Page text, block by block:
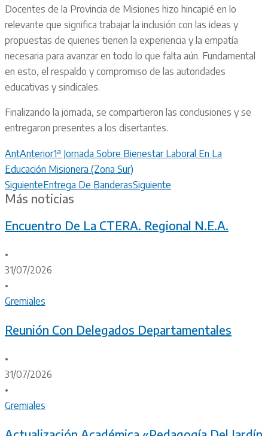
Docentes de la Provincia de Misiones hizo hincapié en lo
relevante que significa trabajar la inclusión con las ideas y
propuestas de quienes tienen la experiencia y la empatía
necesaria para avanzar en todo lo que falta aún. Fundamental
en esto, el respaldo y compromiso de las autoridades
educativas y sindicales.
Finalizando la jornada, se compartieron las conclusiones y se
entregaron presentes a los disertantes.
AntAnterior1ª Jornada Sobre Bienestar Laboral En La
Educación Misionera (Zona Sur)
SiguienteEntrega De BanderasSiguiente
Más noticias
Encuentro De La CTERA. Regional N.E.A.
•
31/07/2026
•
Gremiales
Reunión Con Delegados Departamentales
•
31/07/2026
•
Gremiales